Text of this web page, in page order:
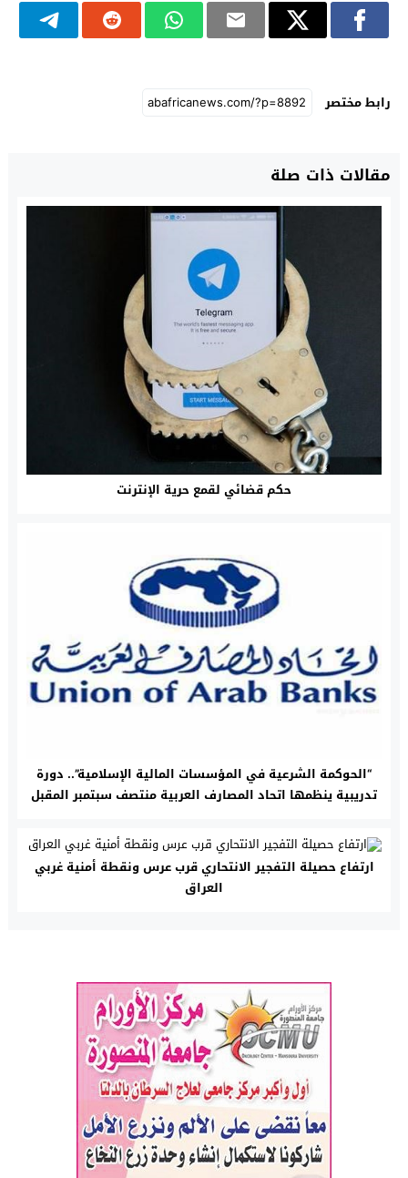
رابط مختصر
مقالات ذات صلة
حكم قضائي لقمع حرية الإنترنت
“الحوكمة الشرعية في المؤسسات المالية الإسلامية”.. دورة
تدريبية ينظمها اتحاد المصارف العربية منتصف سبتمبر المقبل
ارتفاع حصيلة التفجير الانتحاري قرب عرس ونقطة أمنية غربي
العراق